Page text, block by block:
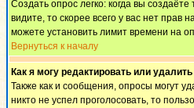
Создать опрос легко: когда вы
видите, то скорее всего у вас нет
можете установить лимит времени на
Вернуться к началу
Как я могу редактировать или
Также как и сообщения, опросы могут
никто не успел проголосовать, то